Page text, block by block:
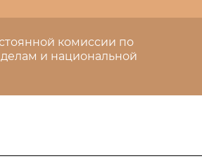
комиссии по
и национальной